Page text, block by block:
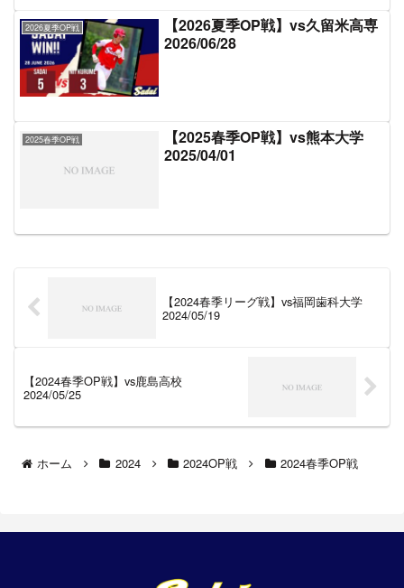
2026夏季OP戦
【2026夏季OP戦】vs久留米高専
2026/06/28
2025春季OP戦
【2025春季OP戦】vs熊本大学
2025/04/01
【2024春季リーグ戦】vs福岡歯科大学
2024/05/19
【2024春季OP戦】vs鹿島高校
2024/05/25
ホーム 2024 2024OP戦 2024春季OP戦